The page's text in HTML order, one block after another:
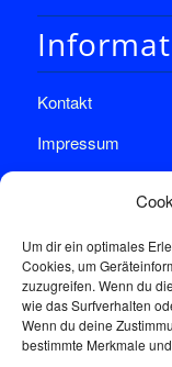
Um dir ein optimales
Cookies, um
zuzugreifen. Wenn du
wie das Surfverhalten
Wenn du deine
bestimmte Merkmale
Kontakt
Impressum